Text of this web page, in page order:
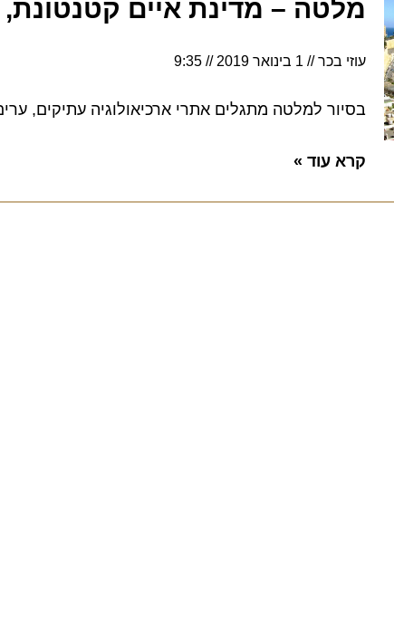
מלטה – מדינת איים קטנטונת,
עוזי בכר 1 בינואר 2019 9:35
בסיור למלטה מתגלים אתרי ארכיאולוגיה עתיקים, ערים
קרא עוד »